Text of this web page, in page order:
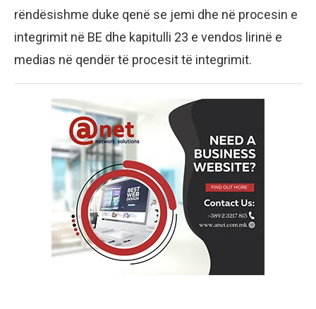
rëndësishme duke qenë se jemi dhe në procesin e
integrimit në BE dhe kapitulli 23 e vendos lirinë e
medias në qendër të procesit të integrimit.